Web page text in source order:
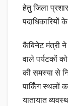
हेतु जिला
कैबिनेट मंत्री ने
वाले पर्यटकों
की समस्या से
पार्किंग स्थलों
यातायात